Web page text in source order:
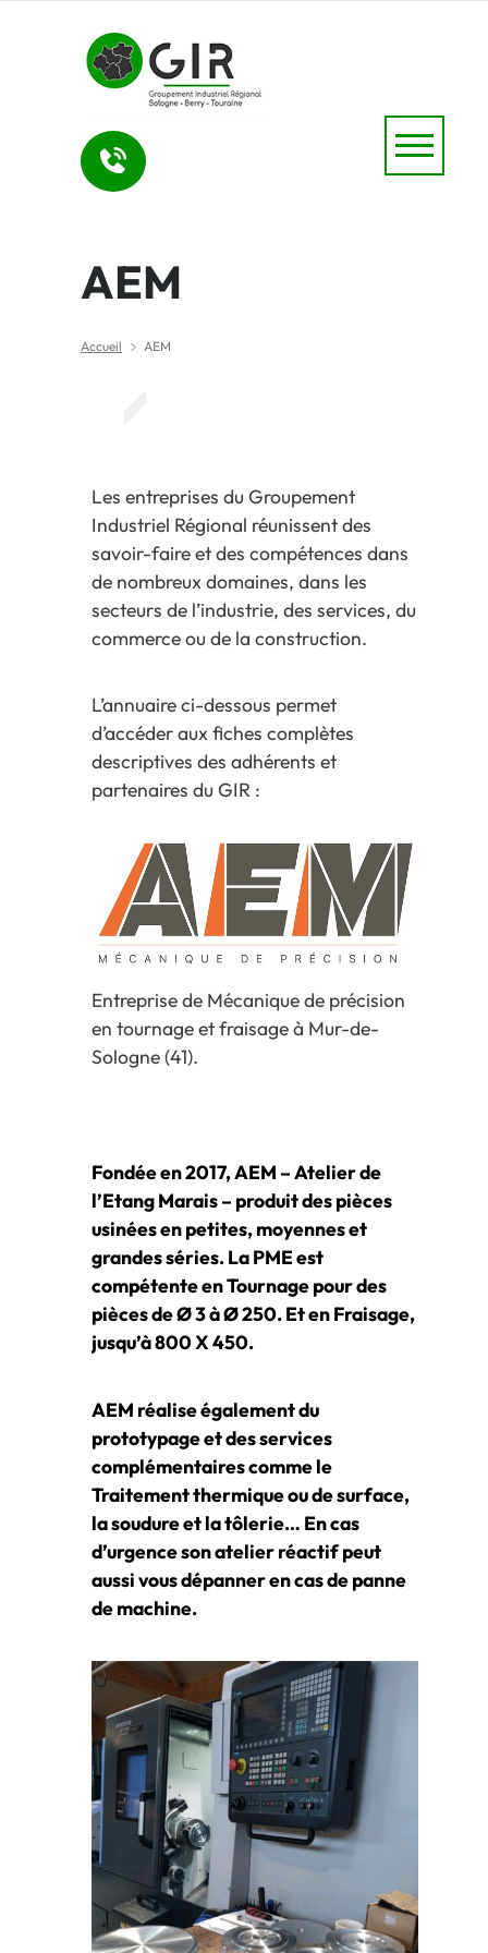
AEM
Accueil AEM
Les entreprises du Groupement
Industriel Régional réunissent des
savoir-faire et des compétences dans
de nombreux domaines, dans les
secteurs de l’industrie, des services, du
commerce ou de la construction.
L’annuaire ci-dessous permet
d’accéder aux fiches complètes
descriptives des adhérents et
partenaires du GIR :
Entreprise de Mécanique de précision
en tournage et fraisage à Mur-de-
Sologne (41).
Fondée en 2017, AEM – Atelier de
l’Etang Marais – produit des pièces
usinées en petites, moyennes et
grandes séries. La PME est
compétente en Tournage pour des
pièces de Ø 3 à Ø 250. Et en Fraisage,
jusqu’à 800 X 450.
AEM réalise également du
prototypage et des services
complémentaires comme le
Traitement thermique ou de surface,
la soudure et la tôlerie… En cas
d’urgence son atelier réactif peut
aussi vous dépanner en cas de panne
de machine.